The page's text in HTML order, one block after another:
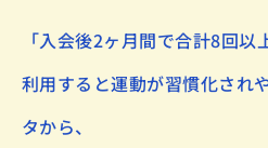
「入会後2ヶ月間で合計8回以
利用すると運動が習慣化され
タから、